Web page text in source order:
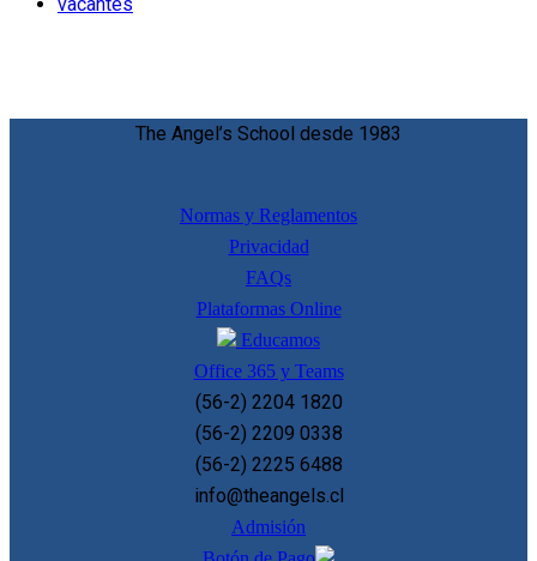
The Angel’s School desde 1983
Normas y Reglamentos
Privacidad
FAQs
Plataformas Online
Educamos
Office 365 y Teams
(56-2) 2204 1820
(56-2) 2209 0338
(56-2) 2225 6488
info@theangels.cl
Admisión